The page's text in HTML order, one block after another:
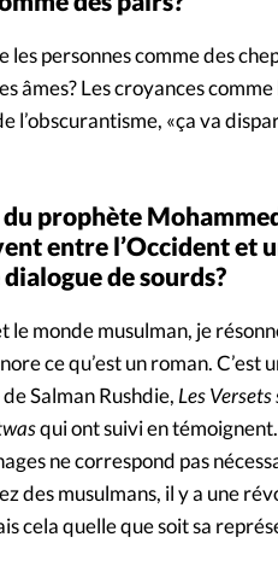
personnes comme des
âmes? Les croyances comme
l’obscurantisme, «ça va
prophète
entre l’Occident et
de sourds?
le monde musulman, je
ce qu’est un roman. C’est
Salman Rushdie, Les
qui ont suivi en
ne correspond pas
des musulmans, il y a une
cela quelle que soit sa